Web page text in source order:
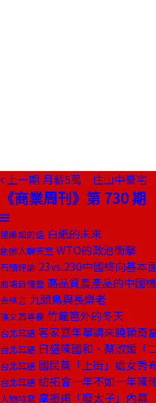
上一期 月薪5萬 住山中豪宅
《商業周刊》第 730 期
總編輯的話 白紙的未來
創辦人聊天室 WTO的政治衝擊
石頭評論 23vs.230中國終向基本
商場自慢塾 高品質農產品的中國
去梯言 九頭鳥與長樂老
陳文茜專欄 竹籬笆外的冬天
台北耳語 客家嘉年華請來饒穎奇
台北耳語 日盛陳國和、蔡淑媛「
台北耳語 國民黨「上街」處女秀
台北耳語 紡拓會一年不如一年陳
人物特寫 辜振甫「廢太子」內幕